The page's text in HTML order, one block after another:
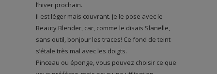
l’hiver prochain.
Il est léger mais couvrant. Je le pose avec le
Beauty Blender, car, comme le disais Slanelle,
sans outil, bonjour les traces! Ce fond de teint
s’étale très mal avec les doigts.
Pinceau ou éponge, vous pouvez choisir ce que